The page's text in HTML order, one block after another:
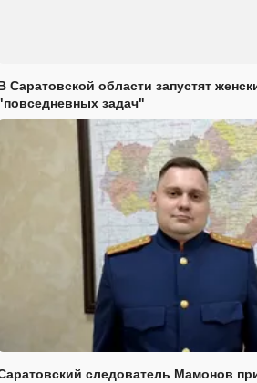
Саратовской области запустят
задач"
следователь Мамонов